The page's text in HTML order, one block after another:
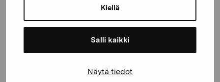
Kiellä
Salli kaikki
Näytä tiedot